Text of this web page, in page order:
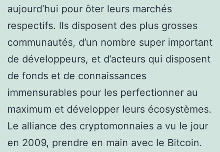
aujourd’hui pour ôter leurs marchés
respectifs. Ils disposent des plus grosses
communautés, d’un nombre super important
de développeurs, et d’acteurs qui disposent
de fonds et de connaissances
immensurables pour les perfectionner au
maximum et développer leurs écosystèmes.
Le alliance des cryptomonnaies a vu le jour
en 2009, prendre en main avec le Bitcoin.